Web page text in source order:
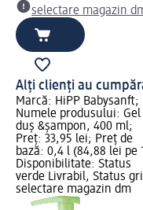
selectare magazin
Alți clienți au
Marcă: HiPP Babysanft;
Numele produsului: Gel
duş &şampon, 400 ml;
Preț: 33,95 lei; Preț de
bază: 0,4 l (84,88 lei pe
Disponibilitate: Status
verde Livrabil, Status gri
selectare magazin dm